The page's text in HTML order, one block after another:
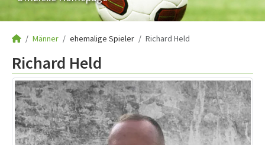
Männer ehemalige Spieler Richard Held
Richard Held